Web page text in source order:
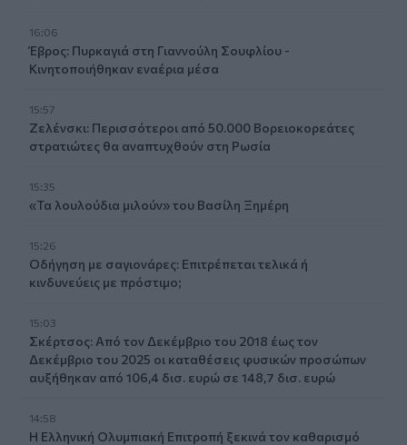
16:06
Έβρος: Πυρκαγιά στη Γιαννούλη Σουφλίου -
Κινητοποιήθηκαν εναέρια μέσα
15:57
Ζελένσκι: Περισσότεροι από 50.000 Βορειοκορεάτες
στρατιώτες θα αναπτυχθούν στη Ρωσία
15:35
«Τα λουλούδια μιλούν» του Βασίλη Ξημέρη
15:26
Οδήγηση με σαγιονάρες: Επιτρέπεται τελικά ή
κινδυνεύεις με πρόστιμο;
15:03
Σκέρτσος: Από τον Δεκέμβριο του 2018 έως τον
Δεκέμβριο του 2025 οι καταθέσεις φυσικών προσώπων
αυξήθηκαν από 106,4 δισ. ευρώ σε 148,7 δισ. ευρώ
14:58
Η Ελληνική Ολυμπιακή Επιτροπή ξεκινά τον καθαρισμό